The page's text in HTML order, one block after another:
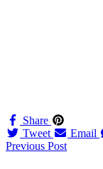
Share
Tweet
Email
Navigation
Previous Post